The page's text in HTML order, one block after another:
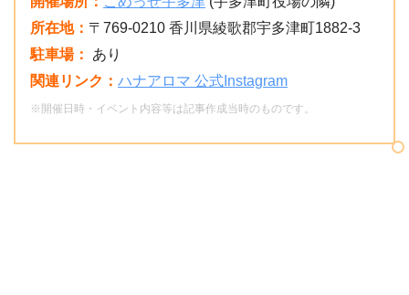
所在地： 〒769-0210 香川県綾歌郡宇多津町1882-3
駐車場：
あり
関連リンク： ハナアロマ 公式Instagram
※開催日時・イベント内容等は記事作成当時のものです。